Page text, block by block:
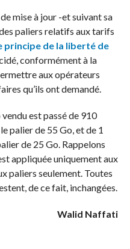
mise à jour -et suivant sa
paliers relatifs aux tarifs
principe de la liberté de
conformément à la
aux opérateurs
qu’ils ont demandé.
est passé de 910
palier de 55 Go, et de 1
de 25 Go. Rappelons
appliquée uniquement aux
paliers seulement. Toutes
de ce fait, inchangées.
Walid Naffati